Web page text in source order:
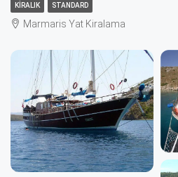
KIRALIK STANDARD
Marmaris Yat Kiralama